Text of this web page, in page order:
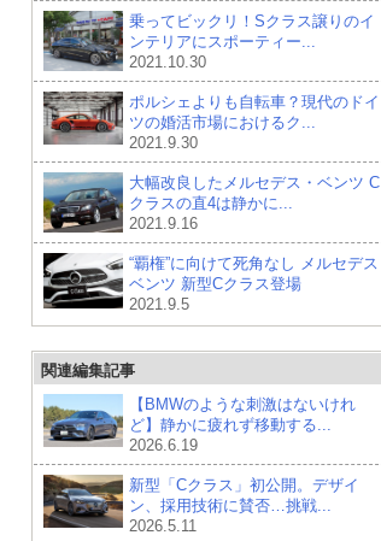
乗ってビックリ！Sクラス譲りのイ
ンテリアにスポーティー...
2021.10.30
ポルシェよりも自転車？現代のドイ
ツの婚活市場におけるク...
2021.9.30
大幅改良したメルセデス・ベンツ C
クラスの直4は静かに...
2021.9.16
“覇権”に向けて死角なし メルセデス
ベンツ 新型Cクラス登場
2021.9.5
関連編集記事
【BMWのような刺激はないけれ
ど】静かに疲れず移動する...
2026.6.19
新型「Cクラス」初公開。デザイ
ン、採用技術に賛否…挑戦...
2026.5.11